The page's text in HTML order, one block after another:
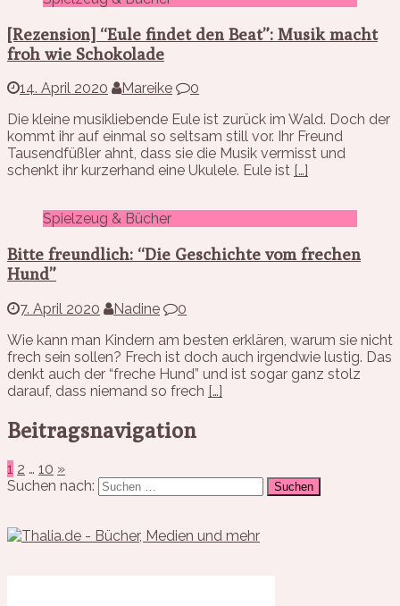
[Rezension] “Eule findet den Beat”: Musik macht
froh wie Schokolade
14. April 2020 Mareike
0
Die kleine musikliebende Eule ist zurück im Wald. Doch der
kommt ihr auf einmal so seltsam still vor. Ihr Freund
Tausendfüßler ahnt, dass sie die Musik vermisst und
schenkt ihr kurzerhand eine Ukulele. Eule ist […]
Spielzeug & Bücher
Bitte freundlich: “Die Geschichte vom frechen
Hund”
7. April 2020 Nadine
0
Wie kann man Kindern am besten erklären, warum sie nicht
frech sein sollen? Frech ist doch auch irgendwie lustig. Das
denkt auch der “freche Hund” und ist sogar ganz stolz
darauf, dass niemand so frech […]
Beitragsnavigation
1 2 … 10 »
Suchen nach: